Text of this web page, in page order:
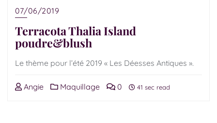
07/06/2019
Terracota Thalia Island
poudre&blush
Le thème pour l’été 2019 « Les Déesses Antiques ».
Angie Maquillage 0 41 sec read